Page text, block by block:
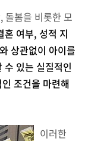
돌봄을 비롯한 모
혼 여부, 성적 지
상관없이 아이를
수 있는 실질적인
조건을 마련해
이러한